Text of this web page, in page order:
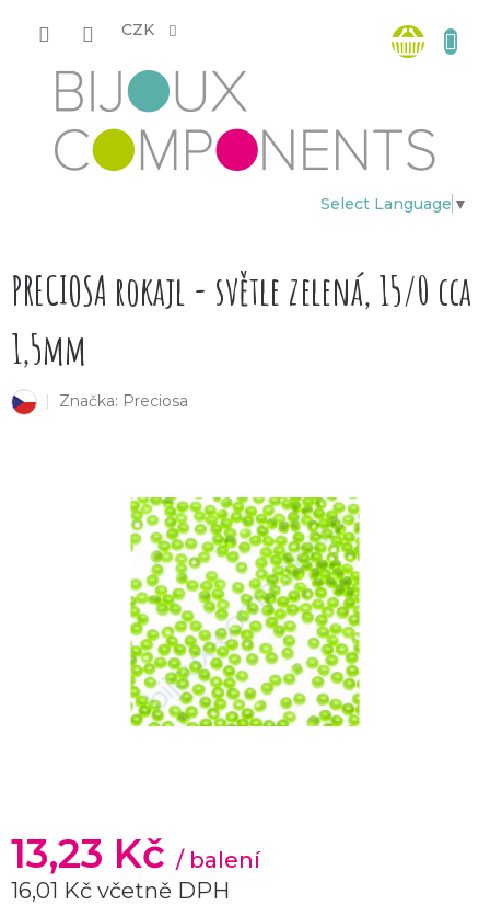
CZK
Select Language ▼
košík
PRECIOSA rokajl - světle zelená, 15/0 cca
1,5mm
Značka: Preciosa
13,23 Kč / balení
16,01 Kč včetně DPH